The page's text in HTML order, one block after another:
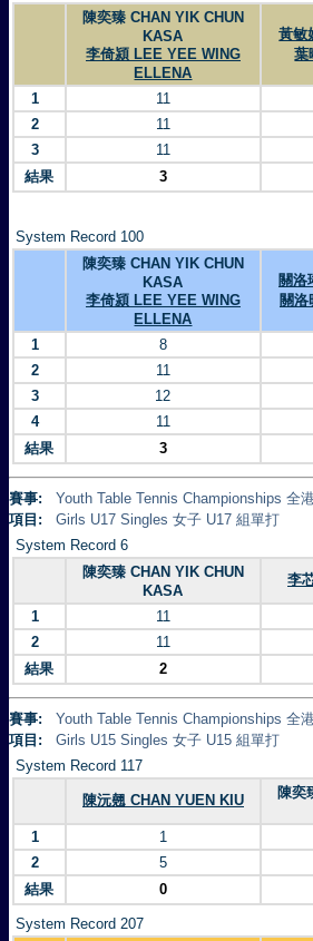
陳奕臻 CHAN YIK CHUN
KASA
李倚潁 LEE YEE WING
ELLENA
黃敏
葉
1 11
2
11
3
11
結果
3
System Record 100
陳奕臻 CHAN YIK CHUN
KASA
李倚潁 LEE YEE WING
ELLENA
關洛
關洛
1 8
2
11
3
12
4
11
結果
3
賽事:
Youth Table Tennis Championships 全
項目:
Girls U17 Singles 女子 U17 組單打
System Record 6
陳奕臻 CHAN YIK CHUN
KASA
李
1 11
2
11
結果
2
賽事:
Youth Table Tennis Championships 全
項目:
Girls U15 Singles 女子 U15 組單打
System Record 117
陳沅翹 CHAN YUEN KIU
陳奕
1
1
2
5
結果
0
System Record 207